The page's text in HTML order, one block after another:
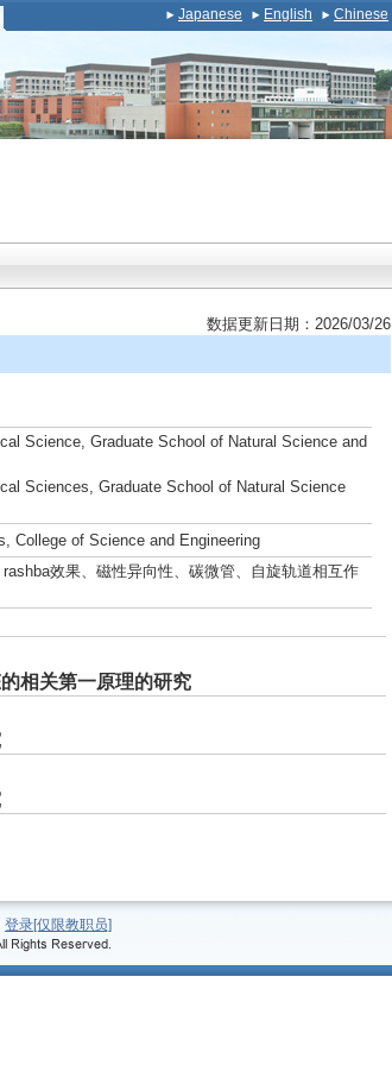
Japanese English Chinese
数据更新日期：2026/03/26
Science, Graduate School of Natural Science and
Sciences, Graduate School of Natural Science
College of Science and Engineering
效果、磁性异向性、碳微管、自旋轨道相互作
相关第一原理的研究
登录[仅限教职员]